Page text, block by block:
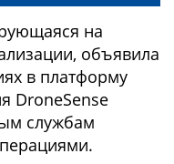
на
объявила
в платформу
DroneSense
службам